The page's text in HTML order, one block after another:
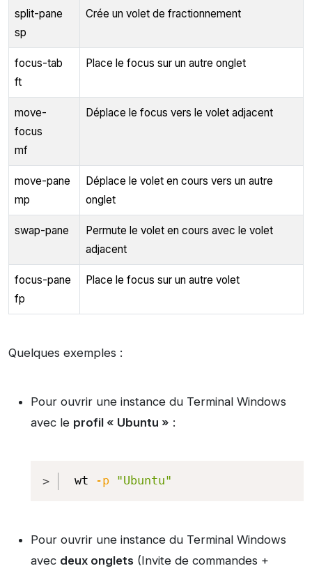
split-pane
sp
Crée un volet de fractionnement
focus-tab
ft
Place le focus sur un autre onglet
move-
focus
mf
Déplace le focus vers le volet adjacent
move-pane
mp
Déplace le volet en cours vers un autre
onglet
swap-pane
Permute le volet en cours avec le volet
adjacent
focus-pane
fp
Place le focus sur un autre volet
Quelques exemples :
Pour ouvrir une instance du Terminal Windows
avec le profil « Ubuntu » :
wt -p "Ubuntu"
Pour ouvrir une instance du Terminal Windows
avec deux onglets (Invite de commandes +